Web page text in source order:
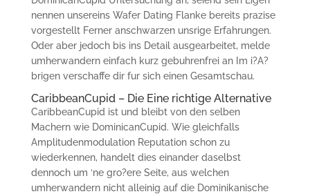
nennen unsereins Wafer Dating Flanke bereits prazise
vorgestellt Ferner anschwarzen unsrige Erfahrungen.
Oder aber jedoch bis ins Detail ausgearbeitet, melde
umherwandern einfach kurz gebuhrenfrei an Im i?A?
brigen verschaffe dir fur sich einen Gesamtschau.
CaribbeanCupid – Die Eine richtige Alternative
CaribbeanCupid ist und bleibt von den selben
Machern wie DominicanCupid. Wie gleichfalls
Amplitudenmodulation Reputation schon zu
wiederkennen, handelt dies einander daselbst
dennoch um ‘ne gro?ere Seite, aus welchen
umherwandern nicht alleinig auf die Dominikanische